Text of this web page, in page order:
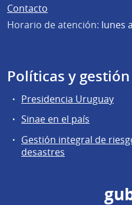
Contacto
Horario de atención: lunes
Políticas y gestión
Presidencia Uruguay
Sinae en el país
Gestión integral de
desastres